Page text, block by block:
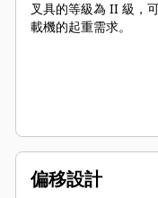
叉具的等級為 II 級，
載機的起重需求。
偏移設計